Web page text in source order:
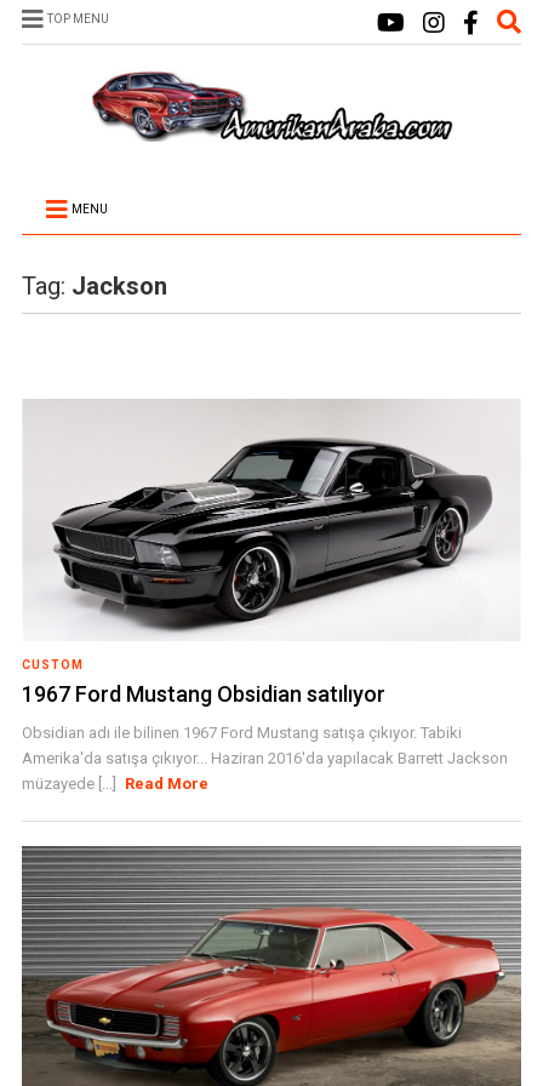
TOP MENU
MENU
Tag: Jackson
CUSTOM
1967 Ford Mustang Obsidian satılıyor
Obsidian adı ile bilinen 1967 Ford Mustang satışa çıkıyor. Tabiki
Amerika'da satışa çıkıyor... Haziran 2016'da yapılacak Barrett Jackson
müzayede [...]
Read More